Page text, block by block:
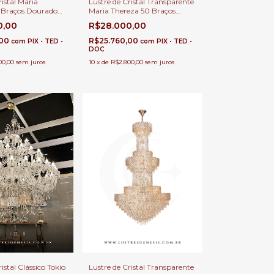
Dourado
Pé Direito
com PIX • TED •
sem juros
Maria Thereza 50 Braços
Cromado para Casas com Pé
Direito Duplo e Buffet
R$28.000,00
R$25.760,00 com PIX • TED •
DOC
10 x de R$2.800,00 sem juros
Clássico Tokio
Lustre de Cristal Transparente